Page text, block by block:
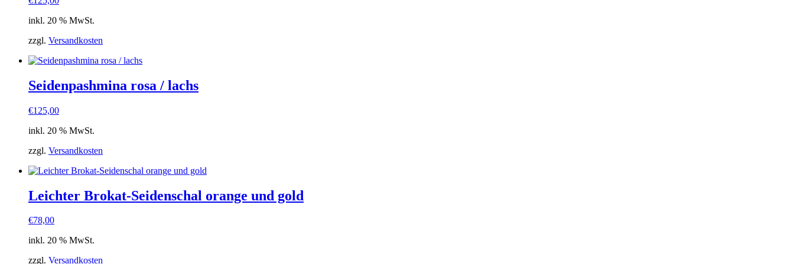
inkl. 20 % MwSt.
zzgl. Versandkosten
Seidenpashmina rosa / lachs
€125,00
inkl. 20 % MwSt.
zzgl. Versandkosten
Leichter Brokat-Seidenschal orange und gold
€78,00
inkl. 20 % MwSt.
zzgl. Versandkosten